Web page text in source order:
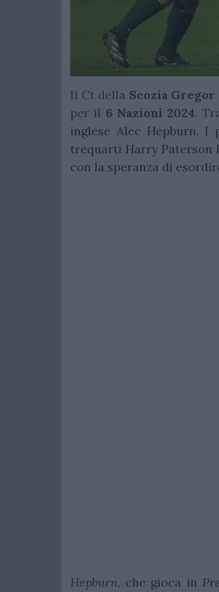
Il Ct della Scozia Gregor
per il 6 Nazioni 2024.
inglese Alec Hepburn.
trequarti Harry Paterson
con la speranza di
Hepburn, che gioca in